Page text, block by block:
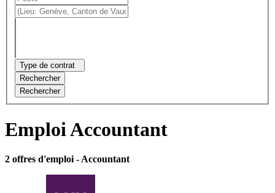
Type de contrat
Rechercher
Rechercher
Emploi Accountant
2 offres d'emploi - Accountant